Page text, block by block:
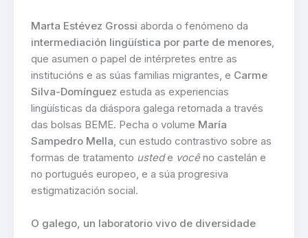
Marta Estévez Grossi aborda o fenómeno da
intermediación lingüística por parte de menores
que asumen o papel de intérpretes entre as
institucións e as súas familias migrantes, e Carme
Silva-Domínguez estuda as experiencias
lingüísticas da diáspora galega retornada a través
das bolsas BEME. Pecha o volume María
Sampedro Mella , cun estudo contrastivo sobre as
formas de tratamento ustede vocêno castelán e
no portugués europeo, e a súa progresiva
estigmatización social.
O galego, un laboratorio vivo de diversidade